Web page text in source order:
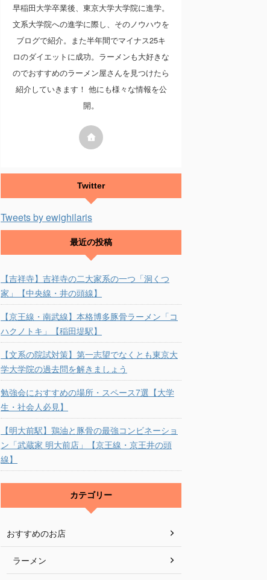
早稲田大学卒業後、東京大学大学院に進学。
文系大学院への進学に際し、そのノウハウを
ブログで紹介。また半年間でマイナス25キ
ロのダイエットに成功。ラーメンも大好きな
のでおすすめのラーメン屋さんを見つけたら
紹介していきます！ 他にも様々な情報を公
開。
Twitter
Tweets by ewighilaris
最近の投稿
【吉祥寺】吉祥寺の二大家系の一つ「洞くつ
家」【中央線・井の頭線】
【京王線・南武線】本格博多豚骨ラーメン「コ
ハクノトキ」【稲田堤駅】
【文系の院試対策】第一志望でなくとも東京大
学大学院の過去問を解きましょう
勉強会におすすめの場所・スペース7選【大学
生・社会人必見】
【明大前駅】鶏油と豚骨の最強コンビネーショ
ン「武蔵家 明大前店」【京王線・京王井の頭
線】
カテゴリー
おすすめのお店
ラーメン